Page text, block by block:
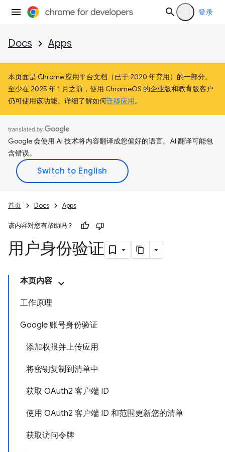
登录
Docs Apps
本页面是 Chrome 应用平台文档（已于 2020 年弃用）的一部分。
至少在 2025 年 1 月之前，使用 ChromeOS 的企业版和教育版客户
仍可使用该功能。详细了解如何迁移应用。
Google 会使用 AI 技术将内容翻译成您偏好的语言。AI 翻译可能包
含错误。
首页 Docs Apps
该内容对您有帮助吗？
用户身份验证
本页内容
工作原理
Google 账号身份验证
添加权限并上传应用
将密钥复制到清单中
获取 OAuth2 客户端 ID
使用 OAuth2 客户端 ID 和范围更新您的清单
获取访问令牌